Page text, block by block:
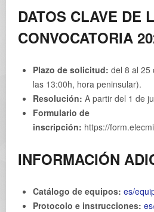
DATOS CLAVE DE
CONVOCATORIA
Plazo de solicitud: del 8 al 25
las 13:00h, hora peninsular).
Resolución: A partir del 1 de
Formulario de
inscripción: https://
INFORMACIÓN
Catálogo de equipos: es/
Protocolo e instrucciones: